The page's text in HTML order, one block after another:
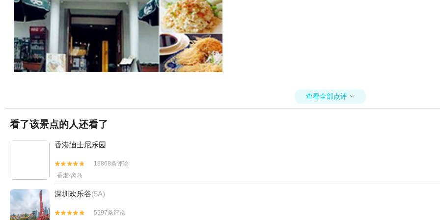
查看全部点评 
看了该景点的人还看了
香港迪士尼乐园


18868条评论
香港·离岛
深圳欢乐谷(5A)

 5597条评论